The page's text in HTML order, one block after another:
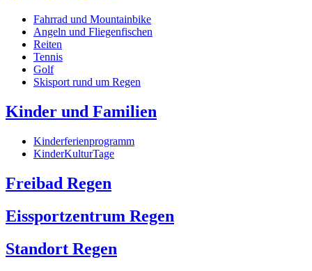
Fahrrad und Mountainbike
Angeln und Fliegenfischen
Reiten
Tennis
Golf
Skisport rund um Regen
Kinder und Familien
Kinderferienprogramm
KinderKulturTage
Freibad Regen
Eissportzentrum Regen
Standort Regen